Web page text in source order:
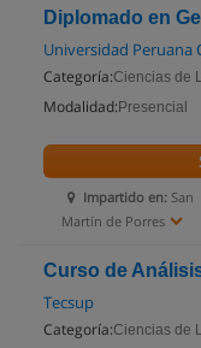
Diplomado en
Universidad Peruana
Categoría:Ciencias de
Modalidad: Presencial
Impartido en: San
Martín de Porres
Curso de
Tecsup
Categoría:Ciencias de